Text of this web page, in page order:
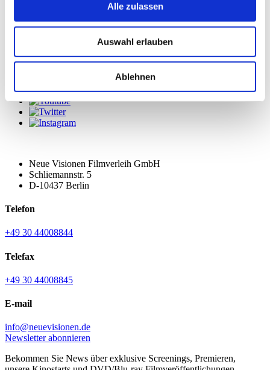
Alle zulassen
Auswahl erlauben
Ablehnen
FOLGE UNS
Neue Visionen Filmverleih GmbH
Schliemannstr. 5
D-10437 Berlin
Telefon
+49 30 44008844
Telefax
+49 30 44008845
E-mail
info@neuevisionen.de
Newsletter abonnieren
Bekommen Sie News über exklusive Screenings, Premieren,